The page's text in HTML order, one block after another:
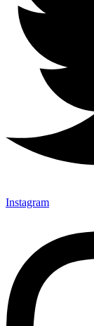
Instagram